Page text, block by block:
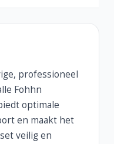
professioneel
Fohhn
optimale
en maakt het
veilig en